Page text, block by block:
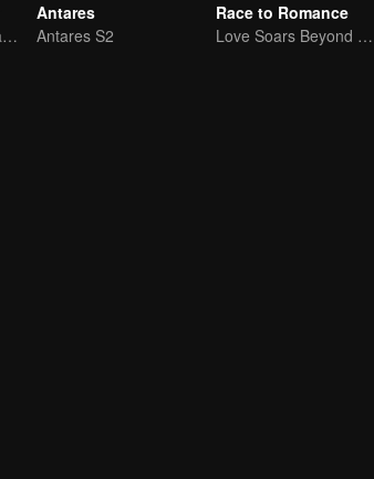
The perfect love of an introvert and extrovert boy
Antares
Antares S2
Race to Romance
Love Soars Beyond Borders, Glory United as Partners